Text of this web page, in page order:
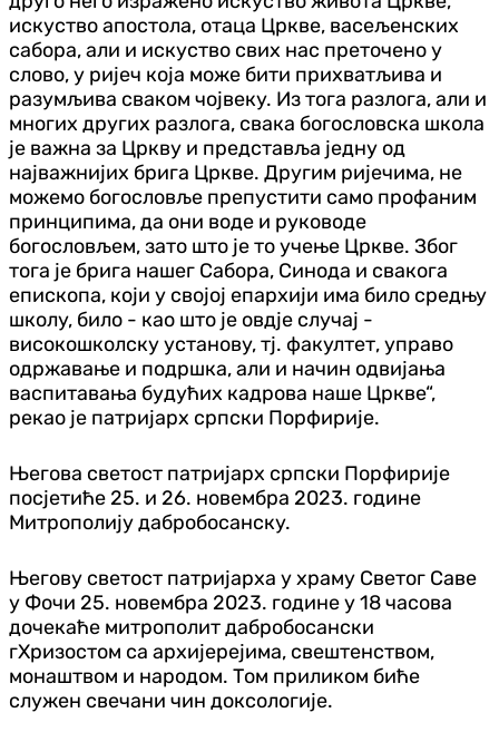
искуство апостола, отаца Цркве, васељенских
сабора, али и искуство свих нас преточено у
слово, у ријеч која може бити прихватљива и
разумљива сваком чојвеку. Из тога разлога, али и
многих других разлога, свака богословска школа
је важна за Цркву и представља једну од
најважнијих брига Цркве. Другим ријечима, не
можемо богословље препустити само профаним
принципима, да они воде и руководе
богословљем, зато што је то учење Цркве. Због
тога је брига нашег Сабора, Синода и свакога
епископа, који у својој епархији има било средњу
школу, било - као што је овдје случај -
високошколску установу, тј. факултет, управо
одржавање и подршка, али и начин одвијања
васпитавања будућих кадрова наше Цркве“,
рекао је патријарх српски Порфирије.
Његова светост патријарх српски Порфирије
посјетиће 25. и 26. новембра 2023. године
Митрополију дабробосанску.
Његову светост патријарха у храму Светог Саве
у Фочи 25. новембра 2023. године у 18 часова
дочекаће митрополит дабробосански
гХризостом са архијерејима, свештенством,
монаштвом и народом. Том приликом биће
служен свечани чин доксологије.